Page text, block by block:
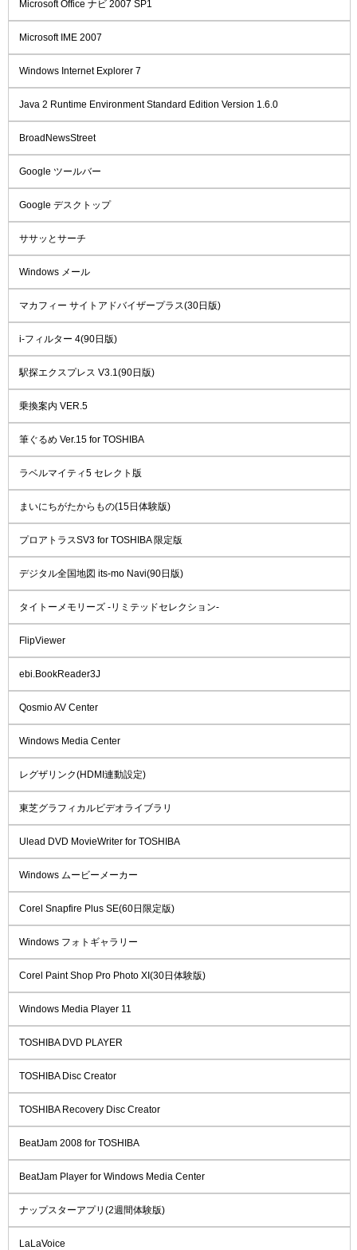
Microsoft Office ナビ 2007 SP1
Microsoft IME 2007
Windows Internet Explorer 7
Java 2 Runtime Environment Standard Edition Version 1.6.0
BroadNewsStreet
Google ツールバー
Google デスクトップ
ササッとサーチ
Windows メール
マカフィー サイトアドバイザープラス(30日版)
i-フィルター 4(90日版)
駅探エクスプレス V3.1(90日版)
乗換案内 VER.5
筆ぐるめ Ver.15 for TOSHIBA
ラベルマイティ5 セレクト版
まいにちがたからもの(15日体験版)
プロアトラスSV3 for TOSHIBA 限定版
デジタル全国地図 its-mo Navi(90日版)
タイトーメモリーズ -リミテッドセレクション-
FlipViewer
ebi.BookReader3J
Qosmio AV Center
Windows Media Center
レグザリンク(HDMI連動設定)
東芝グラフィカルビデオライブラリ
Ulead DVD MovieWriter for TOSHIBA
Windows ムービーメーカー
Corel Snapfire Plus SE(60日限定版)
Windows フォトギャラリー
Corel Paint Shop Pro Photo XI(30日体験版)
Windows Media Player 11
TOSHIBA DVD PLAYER
TOSHIBA Disc Creator
TOSHIBA Recovery Disc Creator
BeatJam 2008 for TOSHIBA
BeatJam Player for Windows Media Center
ナップスターアプリ(2週間体験版)
LaLaVoice